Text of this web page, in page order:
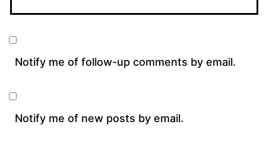
Notify me of follow-up comments by email.
Notify me of new posts by email.